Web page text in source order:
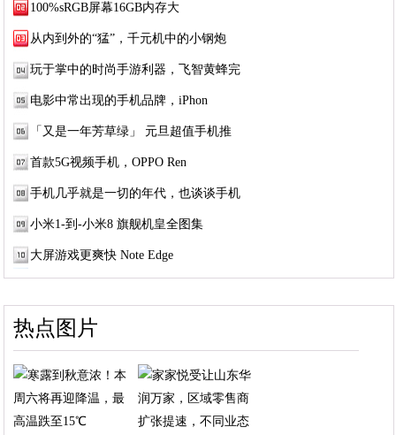
100%sRGB屏幕16GB内存大
从内到外的“猛”，千元机中的小钢炮
玩于掌中的时尚手游利器，飞智黄蜂完
电影中常出现的手机品牌，iPhon
「又是一年芳草绿」 元旦超值手机推
首款5G视频手机，OPPO Ren
手机几乎就是一切的年代，也谈谈手机
小米1-到-小米8 旗舰机皇全图集
大屏游戏更爽快 Note Edge
热点图片